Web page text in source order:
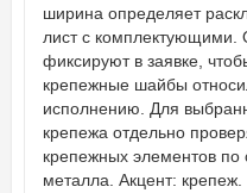
ширина определяет
лист с комплектующими.
фиксируют в заявке,
крепежные шайбы
исполнению. Для
крепежа отдельно
крепежных элементов
металла. Акцент: крепеж.